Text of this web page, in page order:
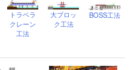
トラベラ
クレーン
工法
大ブロッ
ク工法
BOSS工法